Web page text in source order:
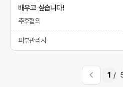
배우고 싶습니다!
추후협의
피부관리사
1